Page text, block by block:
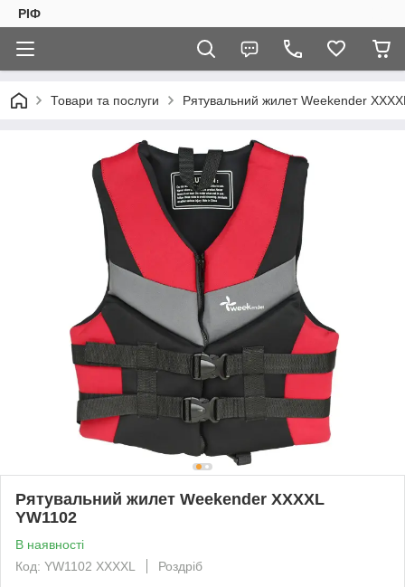
РІФ
Товари та послуги Рятувальний жилет Weekender
Рятувальний жилет Weekender XXXXL
YW1102
В наявності
Код: YW1102 XXXXL
Роздріб